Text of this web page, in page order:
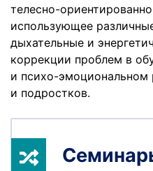
телесно-
использующее
дыхательные и
коррекции проблем в
и психо-эмоциональном
и подростков.